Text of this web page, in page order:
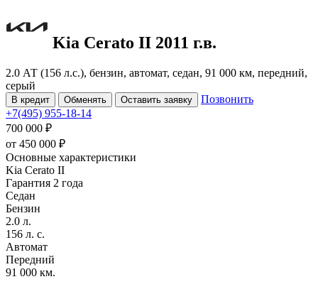
Kia Cerato II 2011 г.в.
2.0 АТ (156 л.с.), бензин, автомат, седан, 91 000 км, передний,
серый
В кредит Обменять Оставить заявку
Позвонить
+7(495) 955-18-14
700 000 ₽
от 450 000 ₽
Основные характеристики
Kia Cerato II
Гарантия 2 года
Седан
Бензин
2.0 л.
156 л. с.
Автомат
Передний
91 000 км.